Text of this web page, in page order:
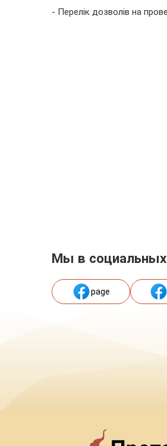
- Перелік дозволів на
Мы в социальных
page